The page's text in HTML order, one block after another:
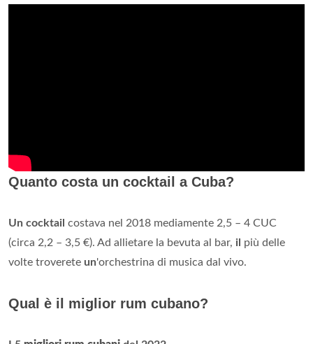
Quanto costa un cocktail a Cuba?
Un cocktail costava nel 2018 mediamente 2,5 – 4 CUC
(circa 2,2 – 3,5 €). Ad allietare la bevuta al bar, il più delle
volte troverete un'orchestrina di musica dal vivo.
Qual è il miglior rum cubano?